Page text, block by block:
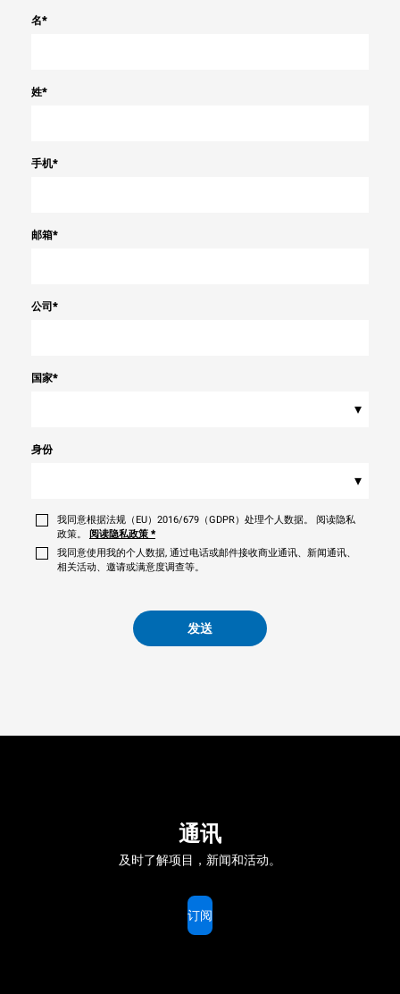
名*
姓*
手机*
邮箱*
公司*
国家*
▾
身份
▾
我同意根据法规（EU）2016/679（GDPR）处理个人数据。 阅读隐私
政策。
阅读隐私政策 *
我同意使用我的个人数据, 通过电话或邮件接收商业通讯、新闻通讯、
相关活动、邀请或满意度调查等。
发送
通讯
及时了解项目，新闻和活动。
订阅